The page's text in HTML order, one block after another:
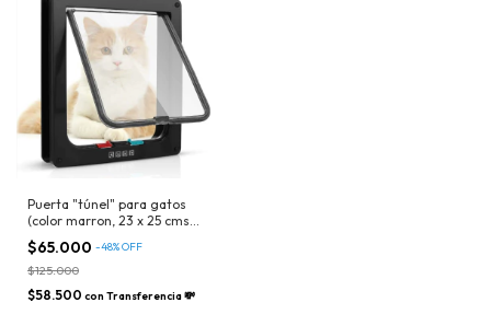
Puerta "túnel" para gatos
(color marron, 23 x 25 cms y
24.5 x 28.5 cms + 5 cms de
ancho aprox)
$65.000 -48%OFF
$125.000
$58.500 con Transferencia 💸